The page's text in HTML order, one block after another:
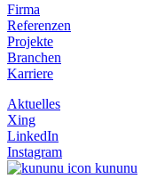
Firma
Referenzen
Projekte
Branchen
Karriere
Aktuelles
Xing
LinkedIn
Instagram
kununu